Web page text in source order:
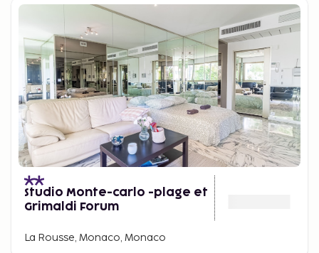
Studio Monte-carlo -plage et
Grimaldi Forum
La Rousse, Monaco, Monaco